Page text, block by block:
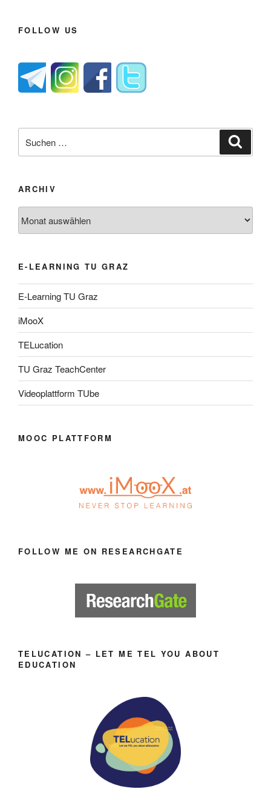
FOLLOW US
nach:
ARCHIV
E-LEARNING TU GRAZ
E-Learning TU Graz
iMooX
TELucation
TU Graz TeachCenter
Videoplattform TUbe
MOOC PLATTFORM
FOLLOW ME ON RESEARCHGATE
TELUCATION – LET ME TEL YOU ABOUT
EDUCATION